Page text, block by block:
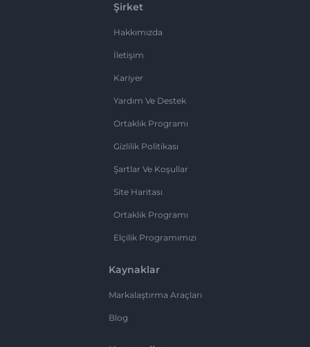
Şirket
Hakkımızda
İletişim
Kariyer
Yardım Ve Destek
Ortaklık Programı
Gizlilik Politikası
Şartlar Ve Koşullar
Site Haritası
Ortaklık Programı
Elçilik Programımızı
Kaynaklar
Markalaştırma Araçları
Blog